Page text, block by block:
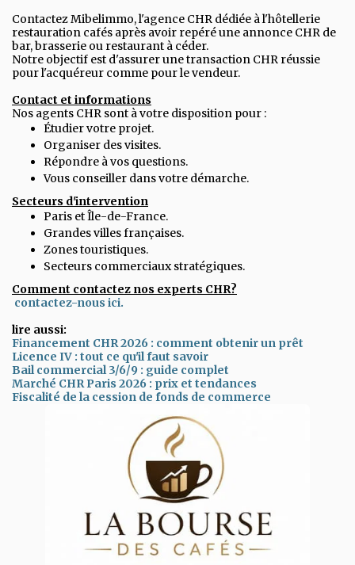
Contactez Mibelimmo, l'agence CHR dédiée à l'hôtellerie
restauration cafés après avoir repéré une annonce CHR de
bar, brasserie ou restaurant à céder.
Notre objectif est d'assurer une transaction CHR réussie
pour l'acquéreur comme pour le vendeur.
Contact et informations
Nos agents CHR sont à votre disposition pour :
Étudier votre projet.
Organiser des visites.
Répondre à vos questions.
Vous conseiller dans votre démarche.
Secteurs d'intervention
Paris et Île-de-France.
Grandes villes françaises.
Zones touristiques.
Secteurs commerciaux stratégiques.
Comment contactez nos experts CHR?
contactez-nous ici.
lire aussi:
Financement CHR 2026 : comment obtenir un prêt
Licence IV : tout ce qu'il faut savoir
Bail commercial 3/6/9 : guide complet
Marché CHR Paris 2026 : prix et tendances
Fiscalité de la cession de fonds de commerce